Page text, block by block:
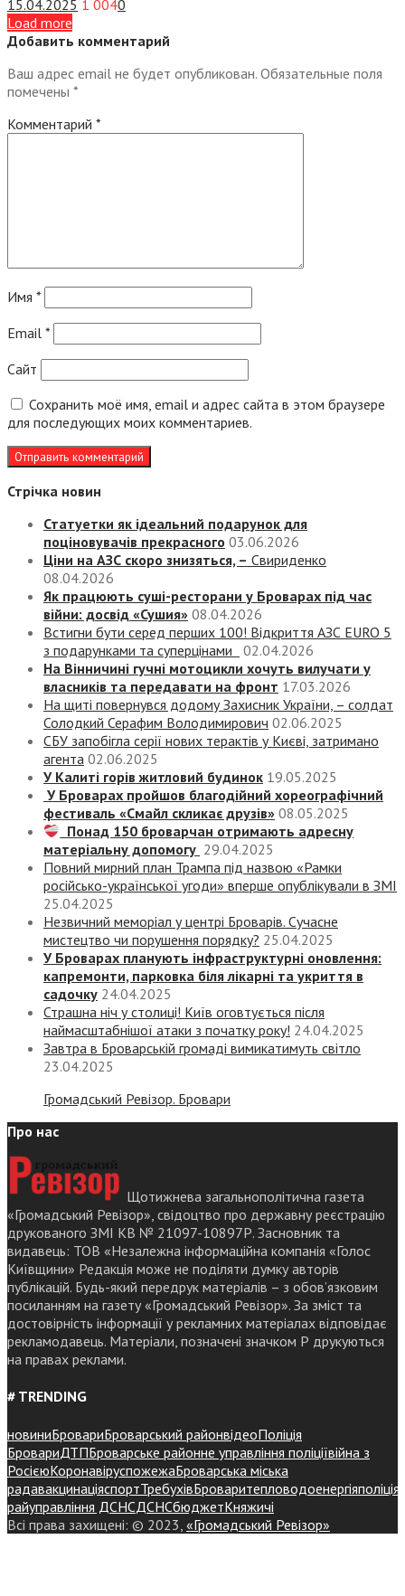
15.04.2025 1 0040
Load more
Добавить комментарий
Ваш адрес email не будет опубликован. Обязательные поля
помечены *
Комментарий *
Имя *
Email *
Сайт
Сохранить моё имя, email и адрес сайта в этом браузере
для последующих моих комментариев.
Стрічка новин
Статуетки як ідеальний подарунок для
поціновувачів прекрасного 03.06.2026
Ціни на АЗС скоро знизяться, – Свириденко
08.04.2026
Як працюють суші-ресторани у Броварах під час
війни: досвід «Сушия» 08.04.2026
Встигни бути серед перших 100! Відкриття АЗС EURO 5
з подарунками та суперцінами
02.04.2026
На Вінничині гучні мотоцикли хочуть вилучати у
власників та передавати на фронт 17.03.2026
На щиті повернувся додому Захисник України, – солдат
Солодкий Серафим Володимирович 02.06.2025
СБУ запобігла серії нових терактів у Києві, затримано
агента 02.06.2025
У Калиті горів житловий будинок 19.05.2025
У Броварах пройшов благодійний хореографічний
фестиваль «Смайл скликає друзів» 08.05.2025
Понад 150 броварчан отримають адресну
матеріальну допомогу 29.04.2025
Повний мирний план Трампа під назвою «‎Рамки
російсько-української угоди» вперше опублікували в ЗМІ
25.04.2025
Незвичний меморіал у центрі Броварів. Сучасне
мистецтво чи порушення порядку? 25.04.2025
У Броварах планують інфраструктурні оновлення:
капремонти, парковка біля лікарні та укриття в
садочку 24.04.2025
Страшна ніч у столиці! Київ оговтується після
наймасштабнішої атаки з початку року! 24.04.2025
Завтра в Броварській громаді вимикатимуть світло
23.04.2025
Громадський Ревізор. Бровари
Про нас
Щотижнева загальнополітична газета
«Громадський Ревізор», свідоцтво про державну реєстрацію
друкованого ЗМІ КВ № 21097-10897Р. Засновник та
видавець: ТОВ «Незалежна інформаційна компанія «Голос
Київщини» Редакція може не поділяти думку авторів
публікацій. Будь-який передрук матеріалів – з обов’язковим
посиланням на газету «Громадський Ревізор». За зміст та
достовірність інформації у рекламних матеріалах відповідає
рекламодавець. Матеріали, позначені значком Р друкуються
на правах реклами.
# TRENDING
новиниБровариБроварський районвідеоПоліція
БровариДТПБроварське районне управління поліціївійна з
РосієюКоронавіруспожежаБроварська міська
радавакцинаціяспортТребухівБроваритепловодоенергіяполіція
райуправління ДСНСДСНСбюджетКняжичі
Всі права захищені: © 2023, «Громадський Ревізор»